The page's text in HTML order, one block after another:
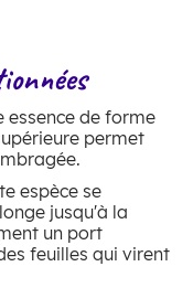
essence de forme
permet
espèce se
jusqu'à la
un port
feuilles qui virent